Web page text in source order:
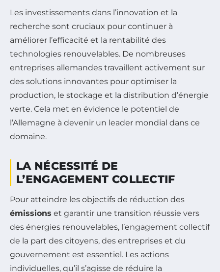
Les investissements dans l’innovation et la
recherche sont cruciaux pour continuer à
améliorer l’efficacité et la rentabilité des
technologies renouvelables. De nombreuses
entreprises allemandes travaillent activement sur
des solutions innovantes pour optimiser la
production, le stockage et la distribution d’énergie
verte. Cela met en évidence le potentiel de
l’Allemagne à devenir un leader mondial dans ce
domaine.
LA NÉCESSITÉ DE
L’ENGAGEMENT COLLECTIF
Pour atteindre les objectifs de réduction des
émissions et garantir une transition réussie vers
des énergies renouvelables, l’engagement collectif
de la part des citoyens, des entreprises et du
gouvernement est essentiel. Les actions
individuelles, qu’il s’agisse de réduire la